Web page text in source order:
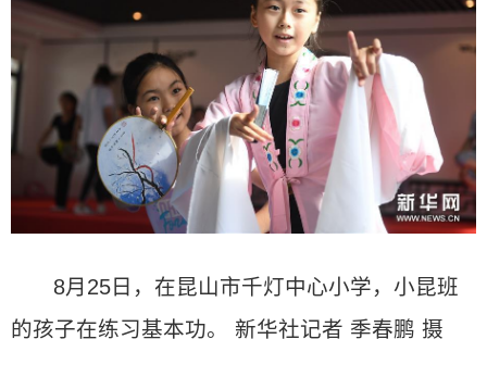
8月25日，在昆山市千灯中心小学，小昆班
的孩子在练习基本功。 新华社记者 季春鹏 摄